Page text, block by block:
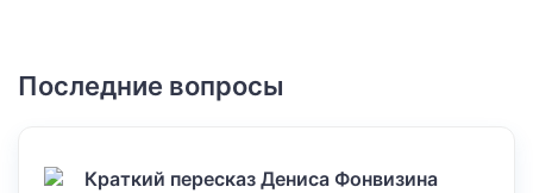
Последние вопросы
Краткий пересказ Дениса Фонвизина